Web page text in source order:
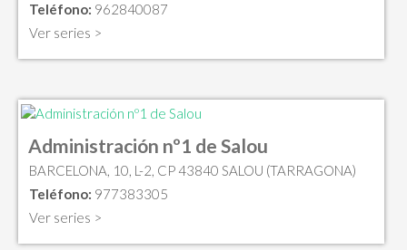
Teléfono: 962840087
Ver series >
Administración nº1 de Salou
BARCELONA, 10, L-2, CP 43840 SALOU (TARRAGONA)
Teléfono: 977383305
Ver series >